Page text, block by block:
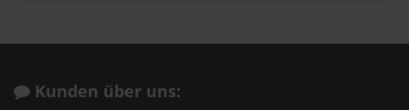
Kunden über uns: